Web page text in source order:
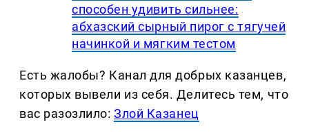
способен удивить сильнее:
абхазский сырный пирог с тягучей
начинкой и мягким тестом
Есть жалобы? Канал для добрых казанцев,
которых вывели из себя. Делитеcь тем, что
вас разозлило:Злой Казанец